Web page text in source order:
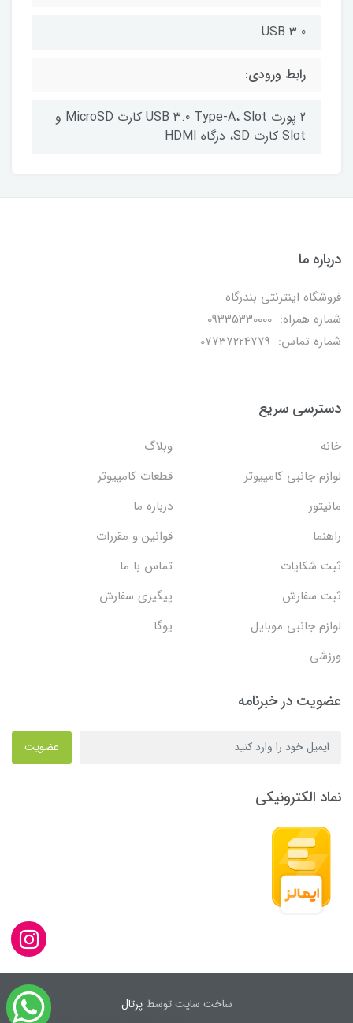
USB 3.0
رابط ورودی:
2 پورت USB 3.0 Type-A، Slot کارت MicroSD و
Slot کارت SD، درگاه HDMI
چطور میتونم کمکتون کنم؟
درباره ما
فروشگاه اینترنتی بندرگاه
شماره همراه: 09335330000
شماره تماس: 07737224779
دسترسی سریع
خانه
وبلاگ
لوازم جانبی کامپیوتر
قطعات کامپیوتر
مانیتور
درباره ما
راهنما
قوانین و مقررات
ثبت شکایات
تماس با ما
ثبت سفارش
پیگیری سفارش
لوازم جانبی موبایل
یوگا
ورزشی
عضویت در خبرنامه
عضویت
نماد الکترونیکی
ساخت سایت توسطپرتال